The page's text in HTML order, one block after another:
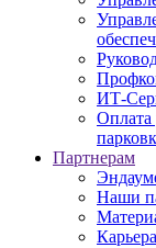
ИТ-
Оплата
Партнерам
Наши